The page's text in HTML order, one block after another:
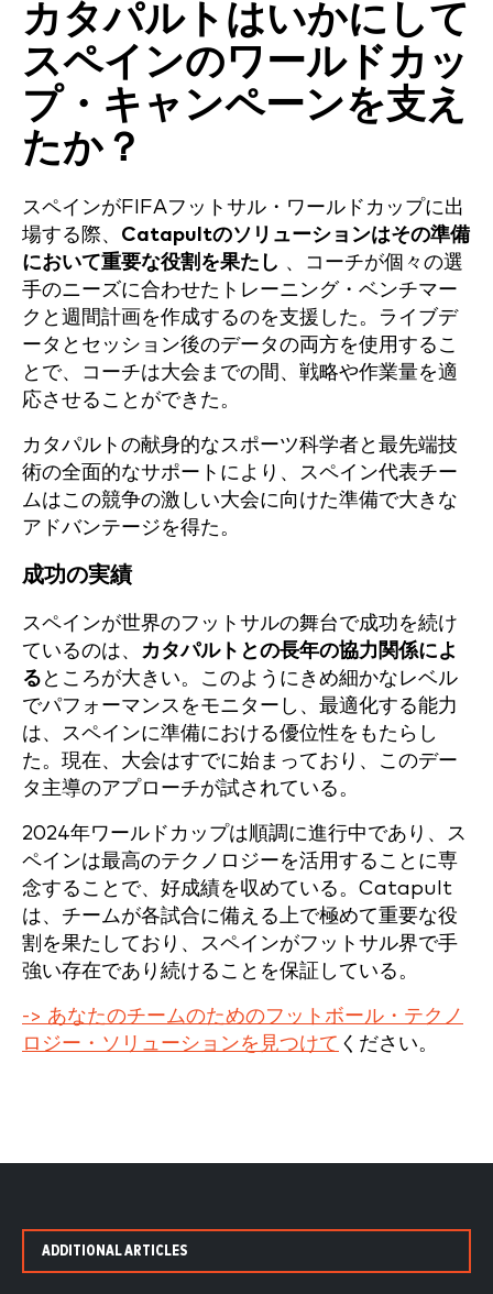
カタパルトはいかにして
スペインのワールドカッ
プ・キャンペーンを支え
たか？
スペインがFIFAフットサル・ワールドカップに出
場する際、 Catapultのソリューションはその準備
において重要な役割を果たし 、コーチが個々の選
手のニーズに合わせたトレーニング・ベンチマー
クと週間計画を作成するのを支援した。ライブデ
ータとセッション後のデータの両方を使用するこ
とで、コーチは大会までの間、戦略や作業量を適
応させることができた。
カタパルトの献身的なスポーツ科学者と最先端技
術の全面的なサポートにより、スペイン代表チー
ムはこの競争の激しい大会に向けた準備で大きな
アドバンテージを得た。
成功の実績
スペインが世界のフットサルの舞台で成功を続け
ているのは、 カタパルトとの長年の協力関係によ
る ところが大きい。このようにきめ細かなレベル
でパフォーマンスをモニターし、最適化する能力
は、スペインに準備における優位性をもたらし
た。現在、大会はすでに始まっており、このデー
タ主導のアプローチが試されている。
2024年ワールドカップは順調に進行中であり、ス
ペインは最高のテクノロジーを活用することに専
念することで、好成績を収めている。Catapult
は、チームが各試合に備える上で極めて重要な役
割を果たしており、スペインがフットサル界で手
強い存在であり続けることを保証している。
-> あなたのチームのためのフットボール・テクノ
ロジー・ソリューションを見つけて ください。
ADDITIONAL ARTICLES